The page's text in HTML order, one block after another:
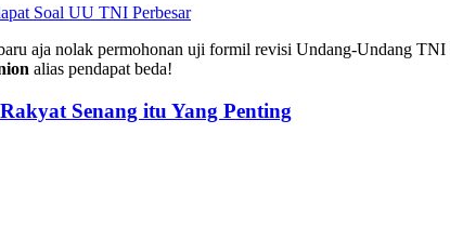
Perbesar
aja nolak permohonan uji formil revisi Undang-Undang
alias pendapat beda!
Senang itu Yang Penting